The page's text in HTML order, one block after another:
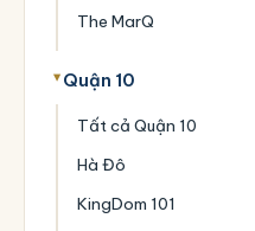
The MarQ
Quận 10
Tất cả Quận 10
Hà Đô
KingDom 101